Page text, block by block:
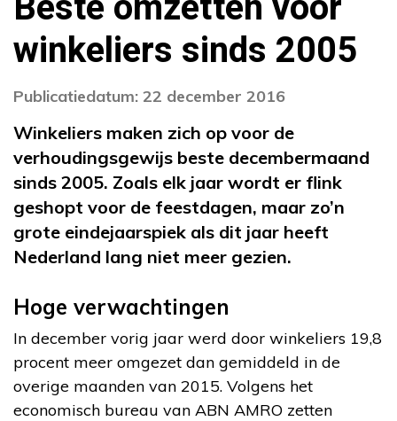
winkeliers sinds 2005
Publicatiedatum: 22 december 2016
Winkeliers maken zich op voor de
verhoudingsgewijs beste decembermaand
sinds 2005. Zoals elk jaar wordt er flink
geshopt voor de feestdagen, maar zo’n
grote eindejaarspiek als dit jaar heeft
Nederland lang niet meer gezien.
Hoge verwachtingen
In december vorig jaar werd door winkeliers 19,8
procent meer omgezet dan gemiddeld in de
overige maanden van 2015. Volgens het
economisch bureau van ABN AMRO zetten